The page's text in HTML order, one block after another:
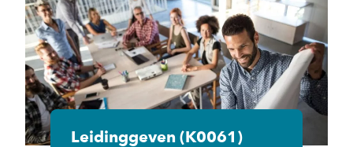
Leidinggeven (K0061)